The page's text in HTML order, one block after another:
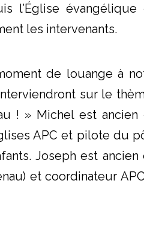
l’Église évangélique
les intervenants.
de louange à
sur le
! » Michel est ancien
APC et pilote du
Joseph est ancien
et coordinateur